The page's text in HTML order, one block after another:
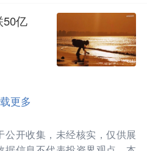
亿
更多
公开收集，未经核实，仅供展